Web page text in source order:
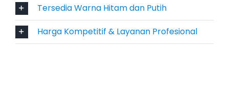
khawatir perawatan, pajak, atau asuransi
kendaraan. Bahkan tersedia layanan booking
rental Pajero secara online dengan sistem
Tersedia Warna Hitam dan Putih
Harga Kompetitif & Layanan Profesional